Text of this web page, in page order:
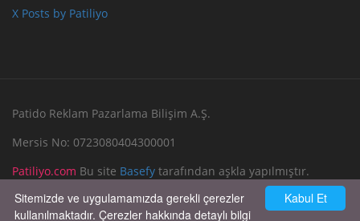
X Posts by Patiliyo
Patido Reklam Pazarlama Bilişim A.Ş.
Mersis No: 0723080404300001
Patiliyo.com Bu site Basefy tarafından aşkla yapılmıştır.
Reklam Verin
Bize Yazın
Kabul Et
Sitemizde ve uygulamamızda gerekli çerezler
kullanılmaktadır. Çerezler hakkında detaylı bilgi